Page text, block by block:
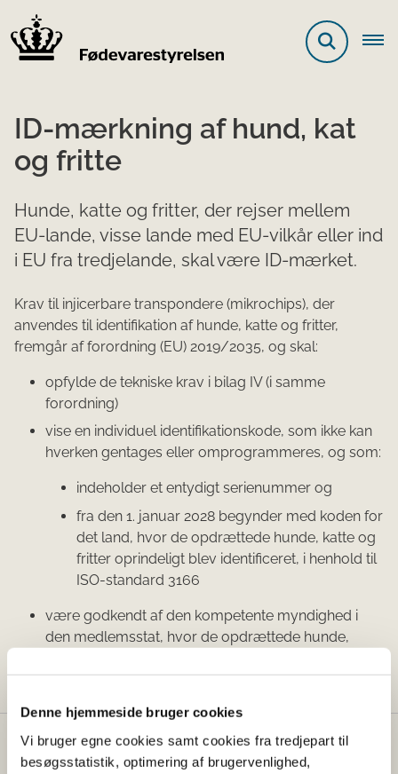
Denne hjemmeside bruger cookies
Vi bruger egne cookies samt cookies fra tredjepart til
besøgsstatistik, optimering af brugervenlighed,
ID-mærkning af hund, kat
og fritte
Hunde, katte og fritter, der rejser mellem
EU-lande, visse lande med EU-vilkår eller ind
i EU fra tredjelande, skal være ID-mærket.
Krav til injicerbare transpondere (mikrochips), der
anvendes til identifikation af hunde, katte og fritter,
fremgår af forordning (EU) 2019/2035, og skal:
opfylde de tekniske krav i bilag IV (i samme
forordning)
vise en individuel identifikationskode, som ikke kan
hverken gentages eller omprogrammeres, og som:
indeholder et entydigt serienummer og
fra den 1. januar 2028 begynder med koden for
det land, hvor de opdrættede hunde, katte og
fritter oprindeligt blev identificeret, i henhold til
ISO-standard 3166
være godkendt af den kompetente myndighed i
den medlemsstat, hvor de opdrættede hunde,
Fødevarestyrelsen